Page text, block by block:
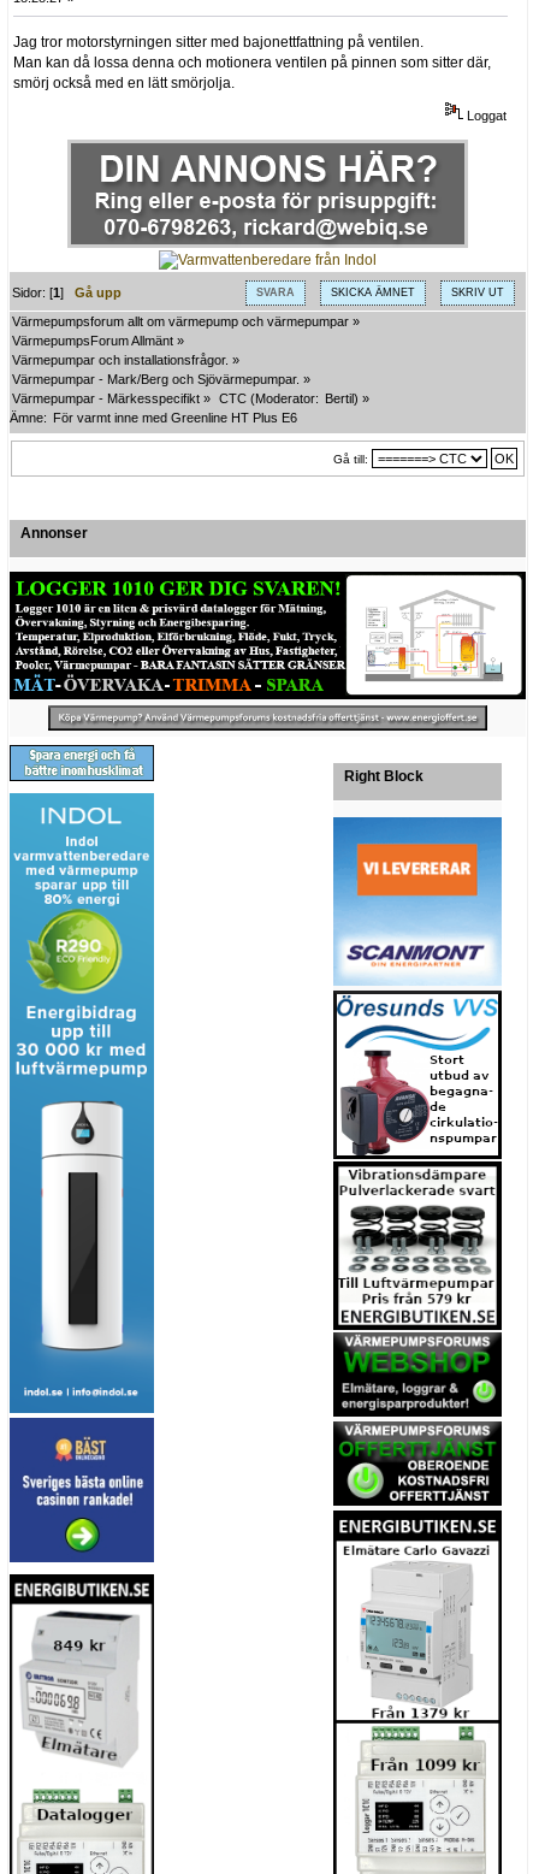
Jag tror motorstyrningen sitter med bajonettfattning på ventilen.
Man kan då lossa denna och motionera ventilen på pinnen som sitter där,
smörj också med en lätt smörjolja.
Loggat
SVARA SKICKA ÄMNET SKRIV UT
Sidor: [1]Gå upp
Värmepumpsforum allt om värmepump och värmepumpar »
VärmepumpsForum Allmänt »
Värmepumpar och installationsfrågor. »
Värmepumpar - Mark/Berg och Sjövärmepumpar. »
Värmepumpar - Märkesspecifikt » CTC (Moderator: Bertil) »
Ämne: För varmt inne med Greenline HT Plus E6
Gå till:
Annonser
Right Block